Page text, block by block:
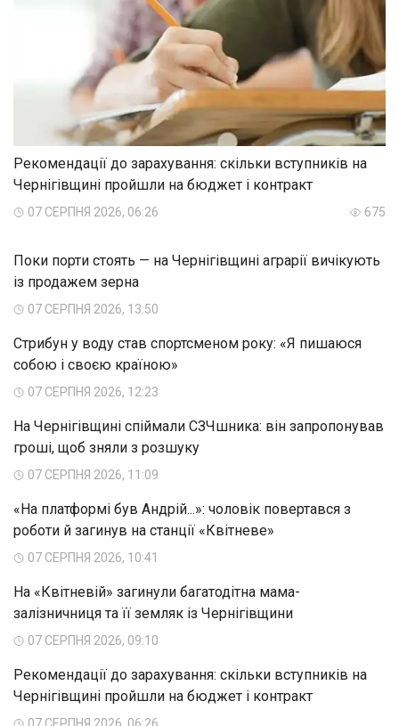
Рекомендації до зарахування: скільки вступників на
Чернігівщині пройшли на бюджет і контракт
07 СЕРПНЯ 2026, 06:26 675
Поки порти стоять — на Чернігівщині аграрії вичікують
із продажем зерна
07 СЕРПНЯ 2026, 13:50
Стрибун у воду став спортсменом року: «Я пишаюся
собою і своєю країною»
07 СЕРПНЯ 2026, 12:23
На Чернігівщині спіймали СЗЧшника: він запропонував
гроші, щоб зняли з розшуку
07 СЕРПНЯ 2026, 11:09
«На платформі був Андрій...»: чоловік повертався з
роботи й загинув на станції «Квітневе»
07 СЕРПНЯ 2026, 10:41
На «Квітневій» загинули багатодітна мама-
залізничниця та її земляк із Чернігівщини
07 СЕРПНЯ 2026, 09:10
Рекомендації до зарахування: скільки вступників на
Чернігівщині пройшли на бюджет і контракт